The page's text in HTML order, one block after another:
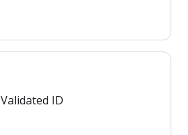
Validated ID